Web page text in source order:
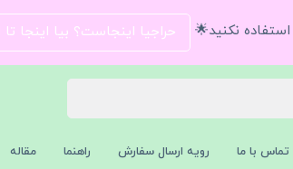
نکنید🌟 حراجیا اینجاست؟ بیا اینجا
تماس با ما رویه ارسال سفارش راهنما مقاله